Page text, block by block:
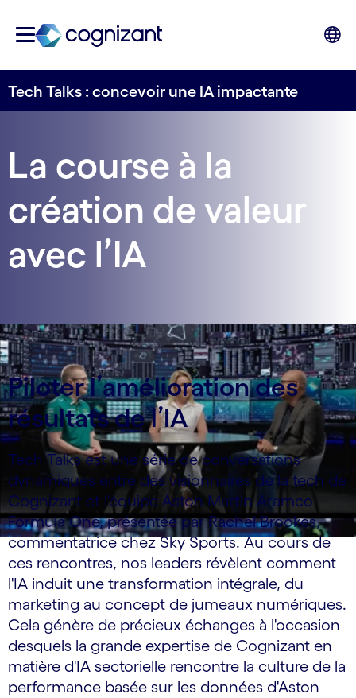
Tech Talks : concevoir une IA impactante
La course à la
création de valeur
avec l’IA
Piloter l’amélioration des
résultats de l’IA
Tech Talks est une série de conversations
dynamiques entre des visionnaires de la tech de
Cognizant et l'équipe Aston Martin Aramco
Formula One, présentée par Rachel Brookes,
commentatrice chez Sky Sports. Au cours de
ces rencontres, nos leaders révèlent comment
l'IA induit une transformation intégrale, du
marketing au concept de jumeaux numériques.
Cela génère de précieux échanges à l'occasion
desquels la grande expertise de Cognizant en
matière d'IA sectorielle rencontre la culture de la
performance basée sur les données d'Aston